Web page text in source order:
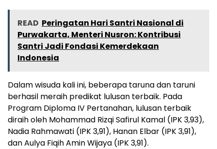
READ Peringatan Hari Santri Nasional di
Purwakarta, Menteri Nusron: Kontribusi
Santri Jadi Fondasi Kemerdekaan
Indonesia
Dalam wisuda kali ini, beberapa taruna dan taruni
berhasil meraih predikat lulusan terbaik. Pada
Program Diploma IV Pertanahan, lulusan terbaik
diraih oleh Mohammad Rizqi Safirul Kamal (IPK 3,93),
Nadia Rahmawati (IPK 3,91), Hanan Elbar (IPK 3,91),
dan Aulya Fiqih Amin Wijaya (IPK 3,91).